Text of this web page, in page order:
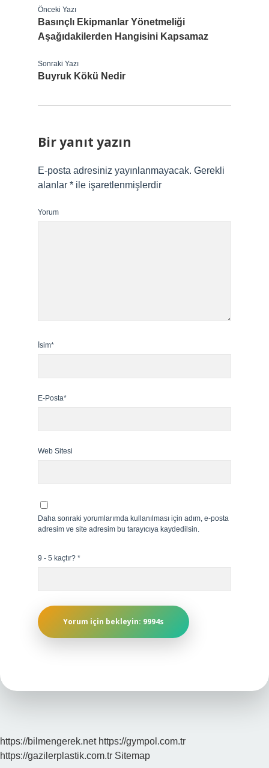
Önceki Yazı
Basınçlı Ekipmanlar Yönetmeliği
Aşağıdakilerden Hangisini Kapsamaz
Sonraki Yazı
Buyruk Kökü Nedir
Bir yanıt yazın
E-posta adresiniz yayınlanmayacak. Gerekli
alanlar * ile işaretlenmişlerdir
Yorum
İsim*
E-Posta*
Web Sitesi
Daha sonraki yorumlarımda kullanılması için adım, e-posta
adresim ve site adresim bu tarayıcıya kaydedilsin.
9 - 5 kaçtır? *
https://bilmengerek.net https://gympol.com.tr
https://gazilerplastik.com.tr Sitemap